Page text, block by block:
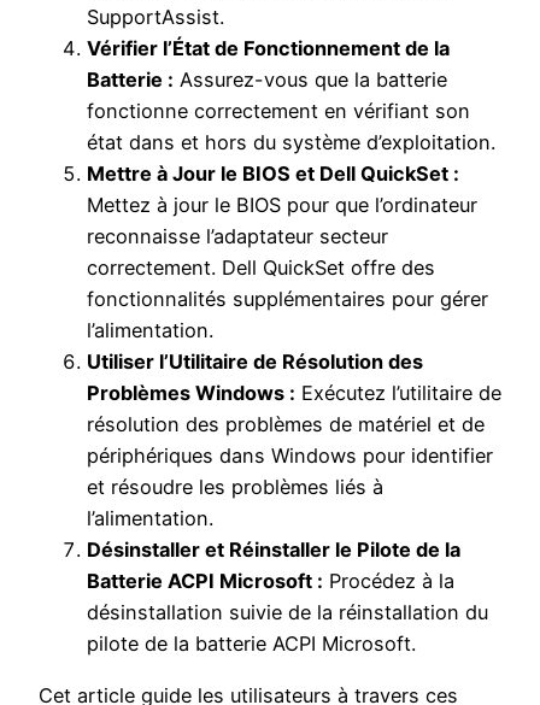
SupportAssist.
Vérifier l’État de Fonctionnement de la
Batterie : Assurez-vous que la batterie
fonctionne correctement en vérifiant son
état dans et hors du système d’exploitation.
Mettre à Jour le BIOS et Dell QuickSet :
Mettez à jour le BIOS pour que l’ordinateur
reconnaisse l’adaptateur secteur
correctement. Dell QuickSet offre des
fonctionnalités supplémentaires pour gérer
l’alimentation.
Utiliser l’Utilitaire de Résolution des
Problèmes Windows : Exécutez l’utilitaire de
résolution des problèmes de matériel et de
périphériques dans Windows pour identifier
et résoudre les problèmes liés à
l’alimentation.
Désinstaller et Réinstaller le Pilote de la
Batterie ACPI Microsoft : Procédez à la
désinstallation suivie de la réinstallation du
pilote de la batterie ACPI Microsoft.
Cet article guide les utilisateurs à travers ces